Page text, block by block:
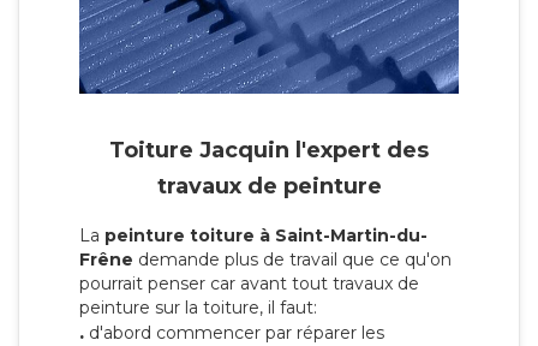
Toiture Jacquin l'expert des
travaux de peinture
La peinture toiture à Saint-Martin-du-
Frêne demande plus de travail que ce qu'on
pourrait penser car avant tout travaux de
peinture sur la toiture, il faut:
. d'abord commencer par réparer les